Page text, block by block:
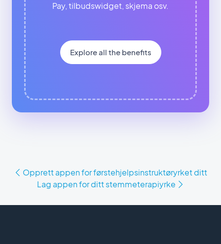
Pay, tilbudswidget, skjema osv.
Explore all the benefits
Opprett appen for førstehjelpsinstruktøryrket ditt
Lag appen for ditt stemmeterapiyrke